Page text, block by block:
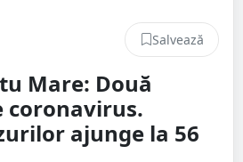
Salvează
Mare: Două
coronavirus.
ajunge la 56